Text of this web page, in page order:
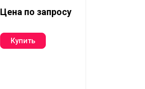
Цена по запросу